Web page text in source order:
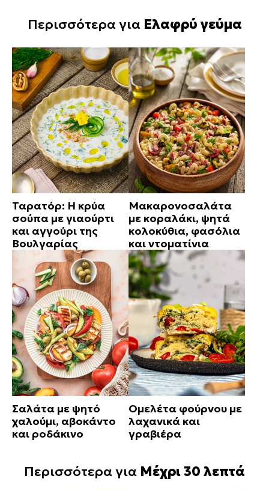
Περισσότερα για Ελαφρύ γεύμα
Ταρατόρ: Η κρύα
σούπα με γιαούρτι
και αγγούρι της
Βουλγαρίας
Μακαρονοσαλάτα
με κοραλάκι, ψητά
κολοκύθια, φασόλια
και ντοματίνια
Σαλάτα με ψητό
χαλούμι, αβοκάντο
και ροδάκινο
Ομελέτα φούρνου με
λαχανικά και
γραβιέρα
Περισσότερα για Μέχρι 30 λεπτά